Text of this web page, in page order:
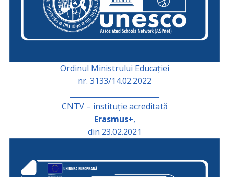
Ordinul Ministrului Educației
nr. 3133/14.02.2022
CNTV – instituție acreditată
Erasmus+,
din 23.02.2021